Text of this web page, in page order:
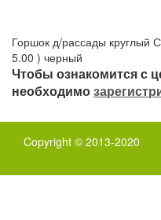
Горшок д/рассады круглый
5.00 ) черный
Чтобы ознакомится с
необходимо
Copyright © 2013-2020